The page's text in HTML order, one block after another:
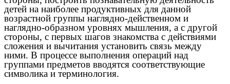
детей на наиболее продуктивных для данной
возрастной группы наглядно-действенном и
наглядно-образном уровнях мышления, а с другой
стороны, с первых шагов знакомства с действиями
сложения и вычитания установить связь между
ними. В процессе выполнения операций над
группами предметов вводятся соответствующие
символика и терминология.